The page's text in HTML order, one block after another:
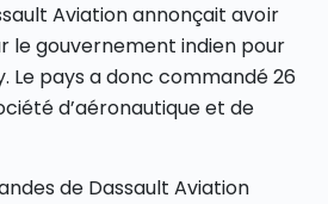
Aviation annonçait avoir
le gouvernement indien pour
Le pays a donc commandé 26
d’aéronautique et de
de Dassault Aviation